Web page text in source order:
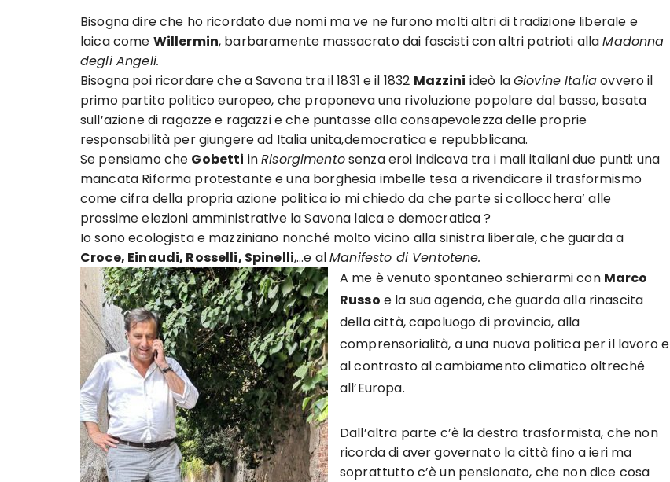
Bisogna dire che ho ricordato due nomi ma ve ne furono molti altri di tradizione liberale e
laica come Willermin, barbaramente massacrato dai fascisti con altri patrioti allaMadonna
degli Angeli.
Bisogna poi ricordare che a Savona tra il 1831 e il 1832 Mazzini ideò laGiovine Italiaovvero il
primo partito politico europeo, che proponeva una rivoluzione popolare dal basso, basata
sull’azione di ragazze e ragazzi e che puntasse alla consapevolezza delle proprie
responsabilità per giungere ad Italia unita,democratica e repubblicana.
Se pensiamo che Gobetti inRisorgimentosenza eroi indicava tra i mali italiani due punti: una
mancata Riforma protestante e una borghesia imbelle tesa a rivendicare il trasformismo
come cifra della propria azione politica io mi chiedo da che parte si collocchera’ alle
prossime elezioni amministrative la Savona laica e democratica ?
Io sono ecologista e mazziniano nonché molto vicino alla sinistra liberale, che guarda a
Croce, Einaudi, Rosselli, Spinelli,…e alManifesto di Ventotene.
A me è venuto spontaneo schierarmi con Marco
Russo e la sua agenda, che guarda alla rinascita
della città, capoluogo di provincia, alla
comprensorialità, a una nuova politica per il lavoro e
al contrasto al cambiamento climatico oltreché
all’Europa.
Dall’altra parte c’è la destra trasformista, che non
ricorda di aver governato la città fino a ieri ma
soprattutto c’è un pensionato, che non dice cosa